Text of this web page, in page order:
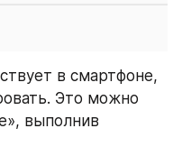
в смартфоне,
Это можно
выполнив